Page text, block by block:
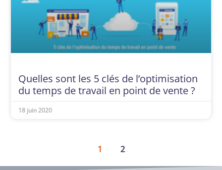
Quelles sont les 5 clés de l’optimisation
du temps de travail en point de vente ?
18 juin 2020
1 2